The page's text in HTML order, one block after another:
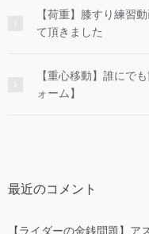
【荷重】膝すり練習
て頂きました
【重心移動】誰にで
ォーム】
最近のコメント
【ライダーの金銭問題】